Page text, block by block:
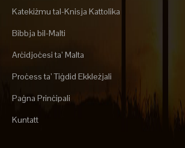
Katekiżmu tal-Knisja Kattolika
Bibbja bil-Malti
Arċidjoċesi ta’ Malta
Proċess ta’ Tiġdid Ekkleżjali
Paġna Prinċipali
Kuntatt